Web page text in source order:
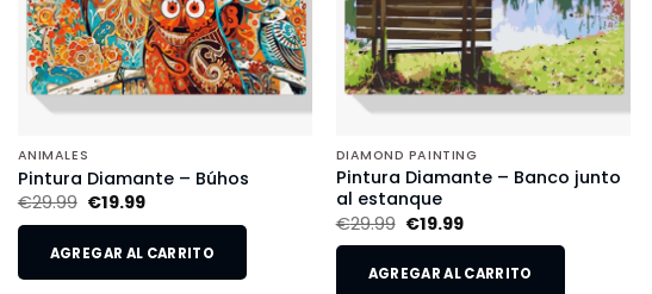
ANIMALES
Pintura Diamante – Búhos
€29.99 €19.99
AGREGAR AL CARRITO
DIAMOND PAINTING
Pintura Diamante – Banco junto
al estanque
€29.99 €19.99
AGREGAR AL CARRITO